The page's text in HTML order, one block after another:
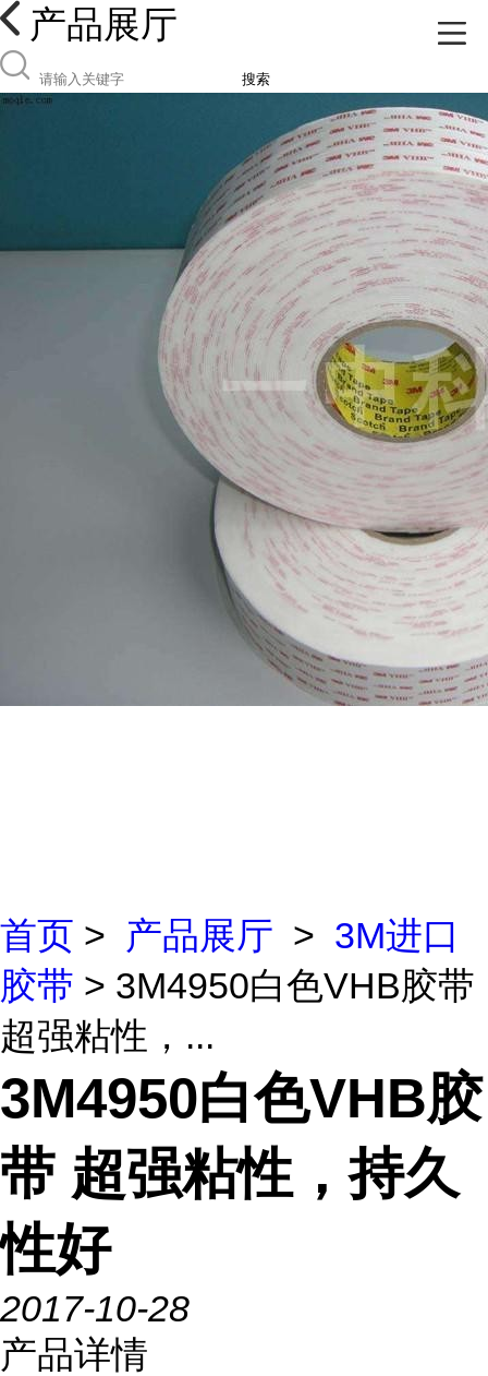
产品展厅
搜索
首页 > 产品展厅 > 3M进口
胶带 > 3M4950白色VHB胶带
超强粘性，...
3M4950白色VHB胶
带 超强粘性，持久
性好
2017-10-28
产品详情